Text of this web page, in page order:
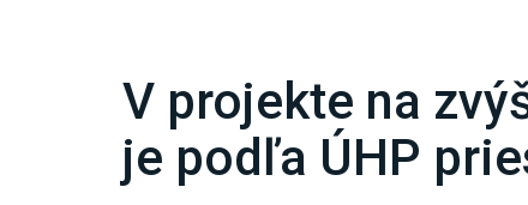
V projekte na
je podľa ÚHP